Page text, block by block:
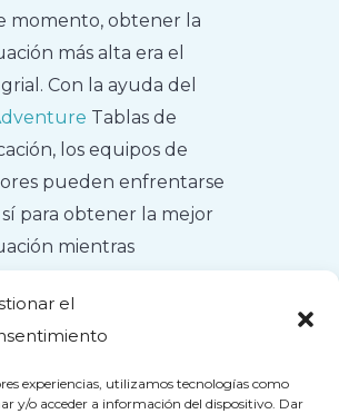
el
experiencias, utilizamos tecnologías como
y/o acceder a información del dispositivo. Dar
momento, obtener la
más alta era el
Con la ayuda del
Tablas de
los equipos de
pueden enfrentarse
para obtener la mejor
mientras
y memorables.
ofertas.